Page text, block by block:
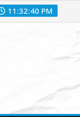
11:32:41 PM